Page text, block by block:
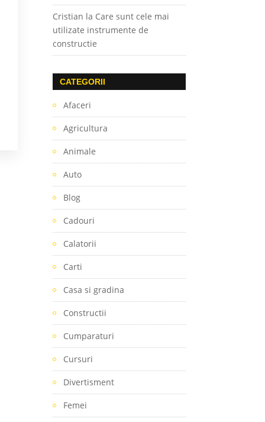
Cristian la Care sunt cele mai
utilizate instrumente de
constructie
CATEGORII
Afaceri
Agricultura
Animale
Auto
Blog
Cadouri
Calatorii
Carti
Casa si gradina
Constructii
Cumparaturi
Cursuri
Divertisment
Femei